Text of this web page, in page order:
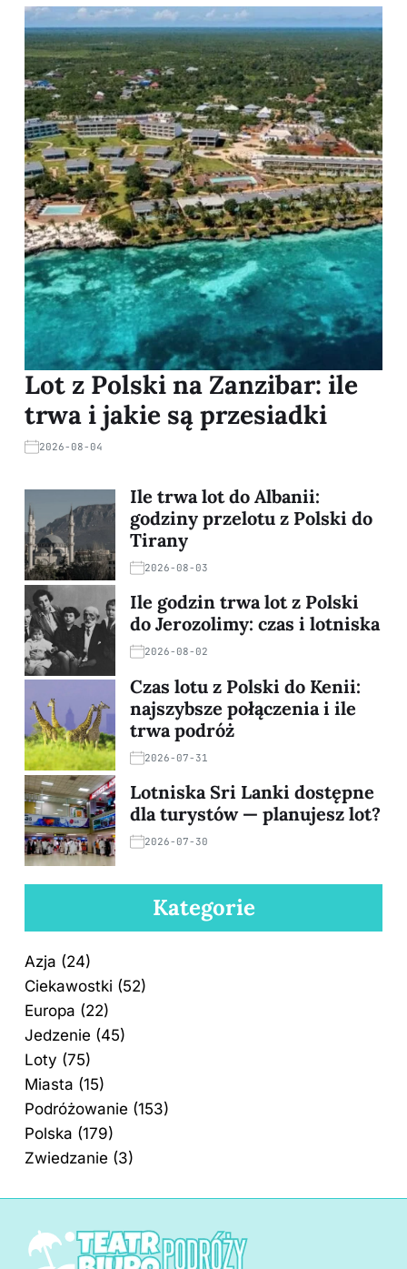
Lot z Polski na Zanzibar: ile
trwa i jakie są przesiadki
2026-08-04
Ile trwa lot do Albanii:
godziny przelotu z Polski do
Tirany
2026-08-03
Ile godzin trwa lot z Polski
do Jerozolimy: czas i lotniska
2026-08-02
Czas lotu z Polski do Kenii:
najszybsze połączenia i ile
trwa podróż
2026-07-31
Lotniska Sri Lanki dostępne
dla turystów — planujesz lot?
2026-07-30
Kategorie
Azja (24)
Ciekawostki (52)
Europa (22)
Jedzenie (45)
Loty (75)
Miasta (15)
Podróżowanie (153)
Polska (179)
Zwiedzanie (3)